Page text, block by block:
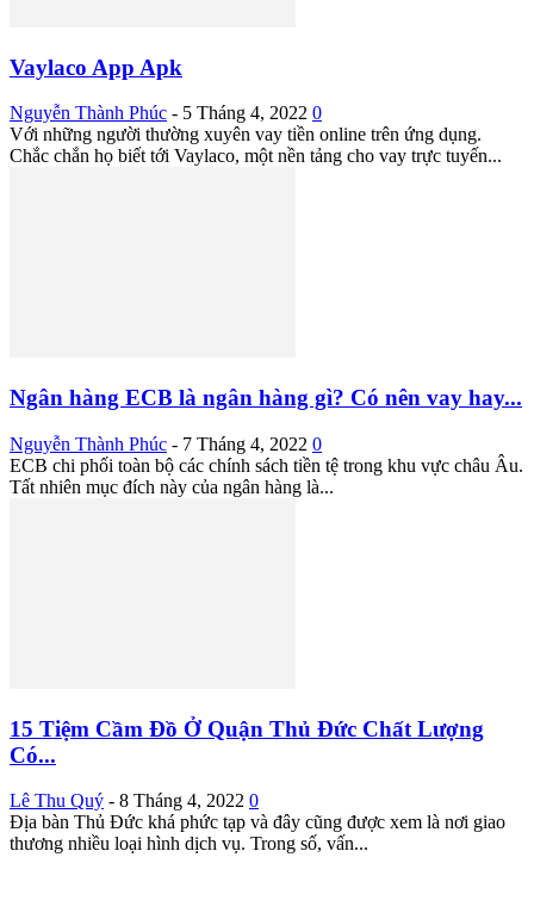
Vaylaco App Apk
Nguyễn Thành Phúc - 5 Tháng 4, 2022 0
Với những người thường xuyên vay tiền online trên ứng dụng.
Chắc chắn họ biết tới Vaylaco, một nền tảng cho vay trực tuyến...
Ngân hàng ECB là ngân hàng gì? Có nên vay hay...
Nguyễn Thành Phúc - 7 Tháng 4, 2022 0
ECB chi phối toàn bộ các chính sách tiền tệ trong khu vực châu Âu.
Tất nhiên mục đích này của ngân hàng là...
15 Tiệm Cầm Đồ Ở Quận Thủ Đức Chất Lượng
Có...
Lê Thu Quý - 8 Tháng 4, 2022 0
Địa bàn Thủ Đức khá phức tạp và đây cũng được xem là nơi giao
thương nhiều loại hình dịch vụ. Trong số, vấn...